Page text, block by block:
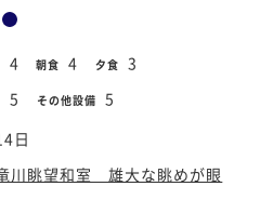
4 朝食 4 夕食 3
5 その他設備 5
日
川眺望和室 雄大な眺めが眼